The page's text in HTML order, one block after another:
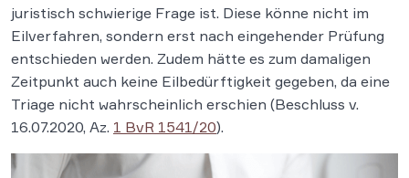
juristisch schwierige Frage ist. Diese könne nicht im
Eilverfahren, sondern erst nach eingehender Prüfung
entschieden werden. Zudem hätte es zum damaligen
Zeitpunkt auch keine Eilbedürftigkeit gegeben, da eine
Triage nicht wahrscheinlich erschien (Beschluss v.
16.07.2020, Az. 1 BvR 1541/20).